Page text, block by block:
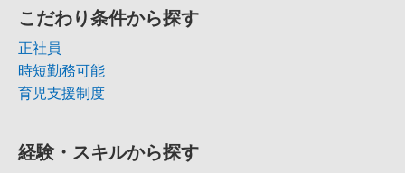
こだわり条件から探す
正社員
時短勤務可能
育児支援制度
経験・スキルから探す